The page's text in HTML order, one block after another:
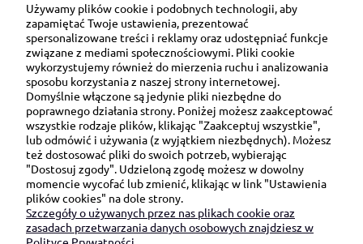
Ul. Brukowa 6/8 lok. 57/58
91-341 Łódź
NIP: 6751510615
SKONTAKTUJ SIĘ Z NAMI:
sklep@be-happygifts.com
+48 690 172 872
Używamy plików cookie i podobnych technologii, aby
zapamiętać Twoje ustawienia, prezentować
spersonalizowane treści i reklamy oraz udostępniać funkcje
związane z mediami społecznościowymi. Pliki cookie
wykorzystujemy również do mierzenia ruchu i analizowania
sposobu korzystania z naszej strony internetowej.
Domyślnie włączone są jedynie pliki niezbędne do
poprawnego działania strony. Poniżej możesz zaakceptować
wszystkie rodzaje plików, klikając "Zaakceptuj wszystkie",
lub odmówić i używania (z wyjątkiem niezbędnych). Możesz
też dostosować pliki do swoich potrzeb, wybierając
"Dostosuj zgody". Udzieloną zgodę możesz w dowolny
momencie wycofać lub zmienić, klikając w link "Ustawienia
plików cookies" na dole strony.
Szczegóły o używanych przez nas plikach cookie oraz
zasadach przetwarzania danych osobowych znajdziesz w